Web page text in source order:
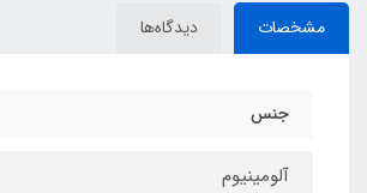
مشخصات دیدگاه‌ها
جنس
آلومینیوم